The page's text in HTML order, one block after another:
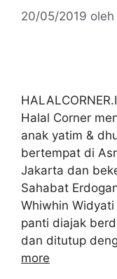
20/05/2019 oleh
Halal Corner
anak yatim &
bertempat di
Jakarta dan
Sahabat
Whiwhin
panti diajak
dan ditutup
more